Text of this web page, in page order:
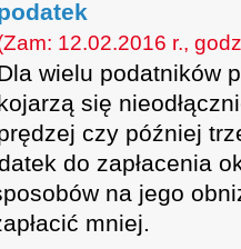
12.02.2016 r.,
wielu podatników
się
czy później
do zapłacenia
na jego
mniej.